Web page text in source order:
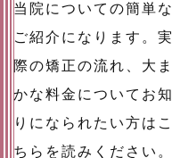
当院についての簡単な
ご紹介になります。実
際の矯正の流れ、大ま
かな料金についてお知
りになられたい方はこ
ちらを読みください。